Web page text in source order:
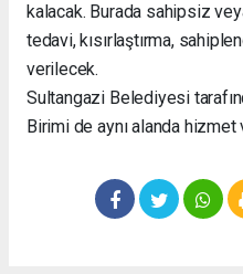
kalacak. Burada sahipsiz
tedavi, kısırlaştırma,
verilecek.
Sultangazi Belediyesi
Birimi de aynı alanda hizmet